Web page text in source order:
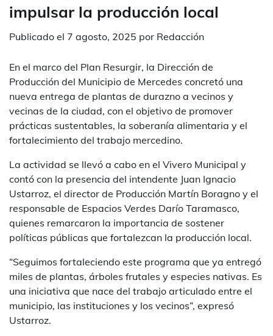
impulsar la producción local
Publicado el 7 agosto, 2025 por Redacción
En el marco del Plan Resurgir, la Dirección de
Producción del Municipio de Mercedes concretó una
nueva entrega de plantas de durazno a vecinos y
vecinas de la ciudad, con el objetivo de promover
prácticas sustentables, la soberanía alimentaria y el
fortalecimiento del trabajo mercedino.
La actividad se llevó a cabo en el Vivero Municipal y
contó con la presencia del intendente Juan Ignacio
Ustarroz, el director de Producción Martín Boragno y el
responsable de Espacios Verdes Darío Taramasco,
quienes remarcaron la importancia de sostener
políticas públicas que fortalezcan la producción local.
“Seguimos fortaleciendo este programa que ya entregó
miles de plantas, árboles frutales y especies nativas. Es
una iniciativa que nace del trabajo articulado entre el
municipio, las instituciones y los vecinos”, expresó
Ustarroz.